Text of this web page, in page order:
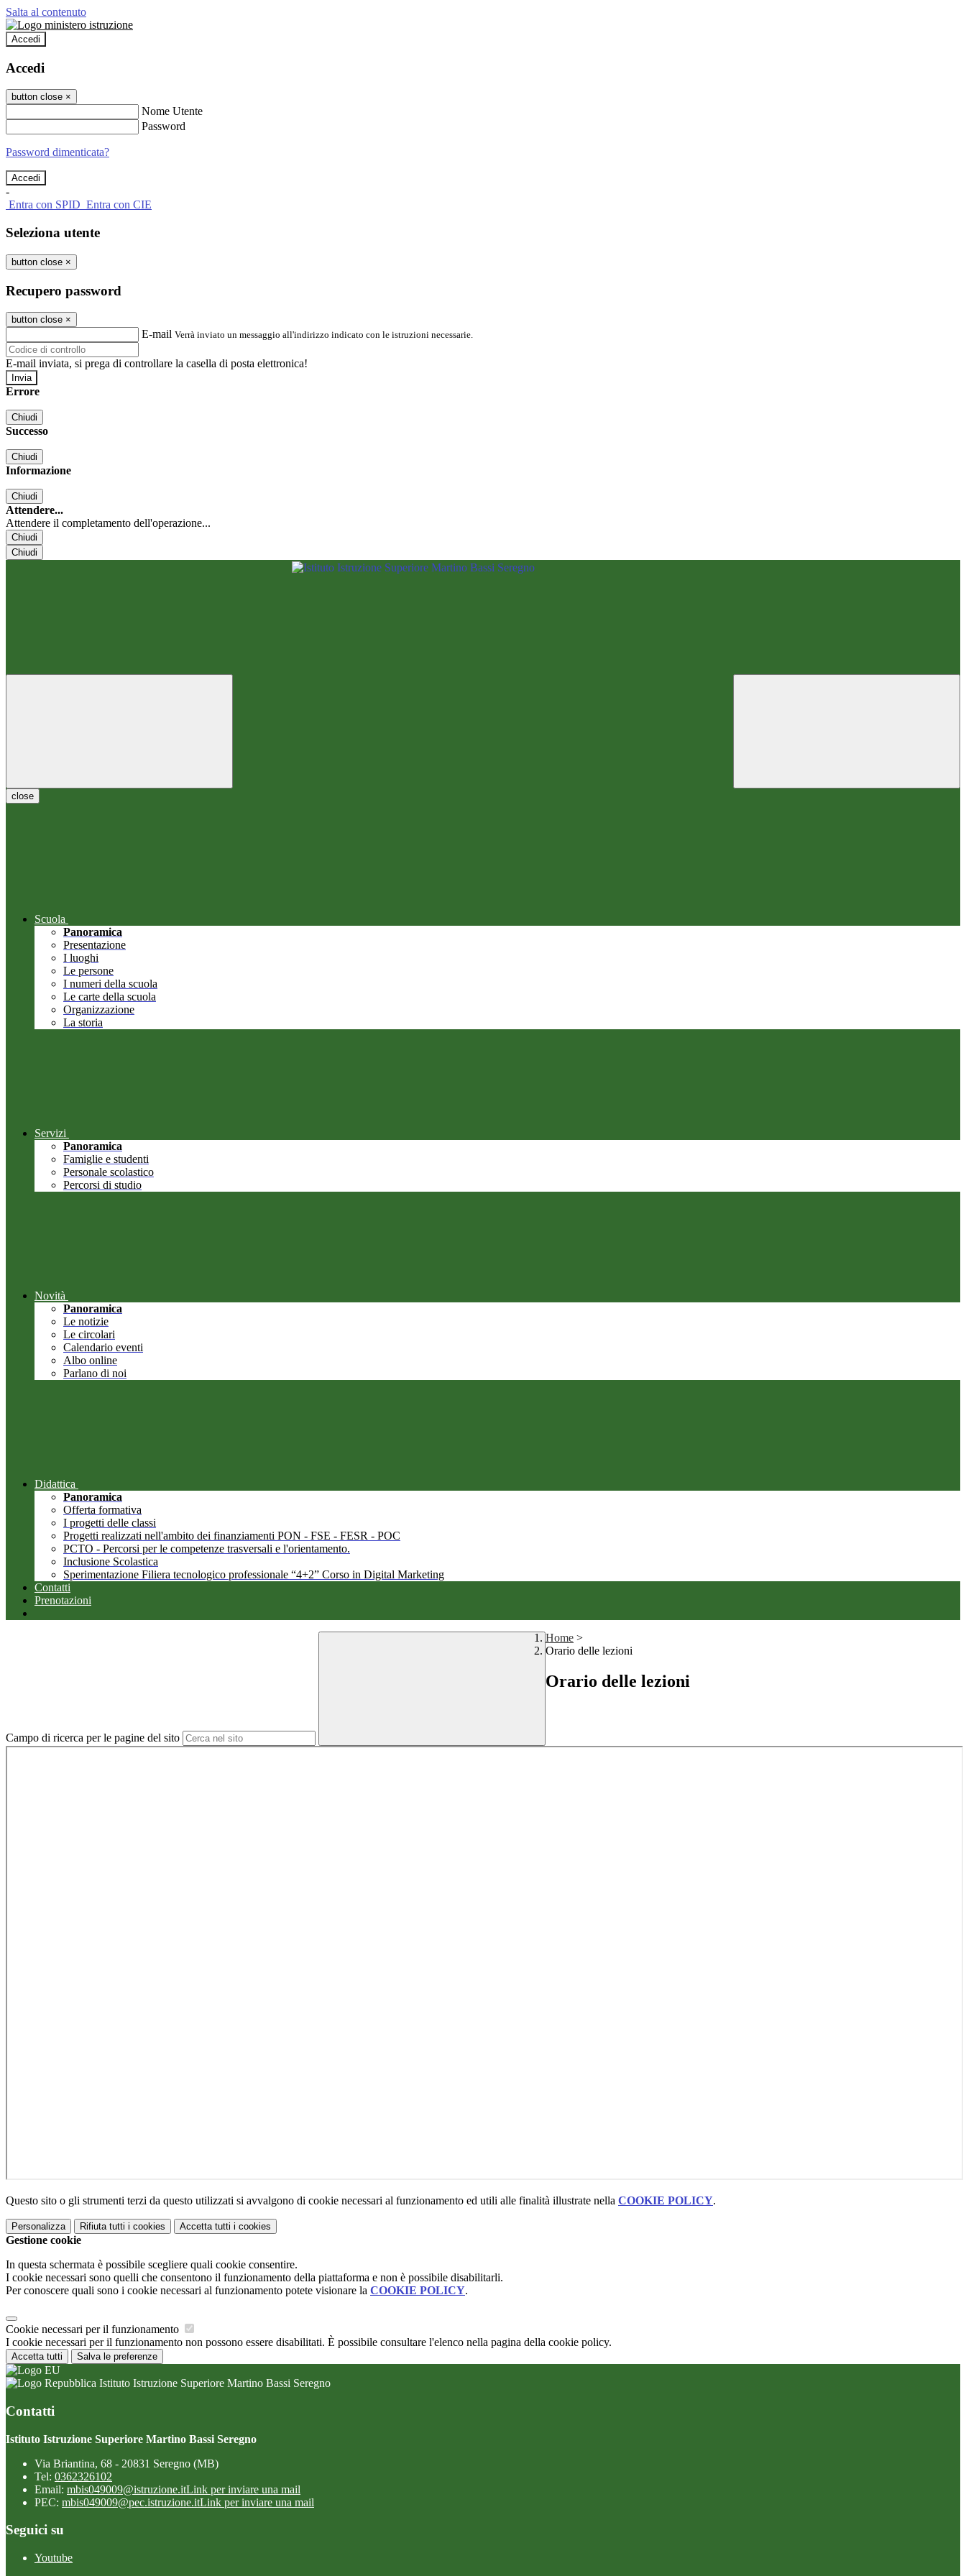
Salta al contenuto
Accedi
Accedi
button close ×
Nome Utente
Password
Password dimenticata?
-
Entra con SPID Entra con CIE
Seleziona utente
button close ×
Recupero password
button close ×
E-mail Verrà inviato un messaggio all'indirizzo indicato con le istruzioni necessarie.
E-mail inviata, si prega di controllare la casella di posta elettronica!
Errore
Chiudi
Successo
Chiudi
Informazione
Chiudi
Attendere...
Attendere il completamento dell'operazione...
Chiudi
Chiudi
close
Scuola
Panoramica
Presentazione
I luoghi
Le persone
I numeri della scuola
Le carte della scuola
Organizzazione
La storia
Servizi
Panoramica
Famiglie e studenti
Personale scolastico
Percorsi di studio
Novità
Panoramica
Le notizie
Le circolari
Calendario eventi
Albo online
Parlano di noi
Didattica
Panoramica
Offerta formativa
I progetti delle classi
Progetti realizzati nell'ambito dei finanziamenti PON - FSE - FESR - POC
PCTO - Percorsi per le competenze trasversali e l'orientamento.
Inclusione Scolastica
Sperimentazione Filiera tecnologico professionale “4+2” Corso in Digital Marketing
Contatti
Prenotazioni
Campo di ricerca per le pagine del sito
Home >
Orario delle lezioni
Orario delle lezioni
Questo sito o gli strumenti terzi da questo utilizzati si avvalgono di cookie necessari al funzionamento ed utili alle finalità illustrate nella COOKIE POLICY.
Personalizza Rifiuta tutti i cookies Accetta tutti i cookies
Gestione cookie
In questa schermata è possibile scegliere quali cookie consentire.
I cookie necessari sono quelli che consentono il funzionamento della piattaforma e non è possibile disabilitarli.
Per conoscere quali sono i cookie necessari al funzionamento potete visionare la COOKIE POLICY.
Cookie necessari per il funzionamento
I cookie necessari per il funzionamento non possono essere disabilitati. È possibile consultare l'elenco nella pagina della cookie policy.
Accetta tutti Salva le preferenze
Istituto Istruzione Superiore Martino Bassi Seregno
Contatti
Istituto Istruzione Superiore Martino Bassi Seregno
Via Briantina, 68 - 20831 Seregno (MB)
Tel: 0362326102
Email: mbis049009@istruzione.itLink per inviare una mail
PEC: mbis049009@pec.istruzione.itLink per inviare una mail
Seguici su
Youtube